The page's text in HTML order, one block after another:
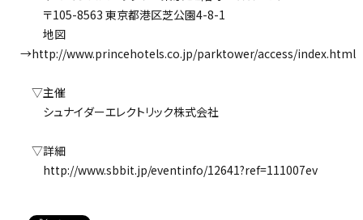
〒105-8563 東京都港区芝公園4-8-1
地図
→http://www.princehotels.co.jp/parktower/access/index.html
▽主催
シュナイダーエレクトリック株式会社
▽詳細
http://www.sbbit.jp/eventinfo/12641?ref=111007ev